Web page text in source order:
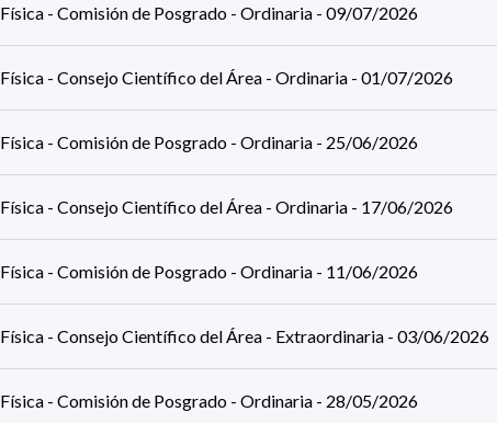
Física - Comisión de Posgrado - Ordinaria - 09/07/2026
Física - Consejo Científico del Área - Ordinaria - 01/07/2026
Física - Comisión de Posgrado - Ordinaria - 25/06/2026
Física - Consejo Científico del Área - Ordinaria - 17/06/2026
Física - Comisión de Posgrado - Ordinaria - 11/06/2026
Física - Consejo Científico del Área - Extraordinaria - 03/06/2026
Física - Comisión de Posgrado - Ordinaria - 28/05/2026